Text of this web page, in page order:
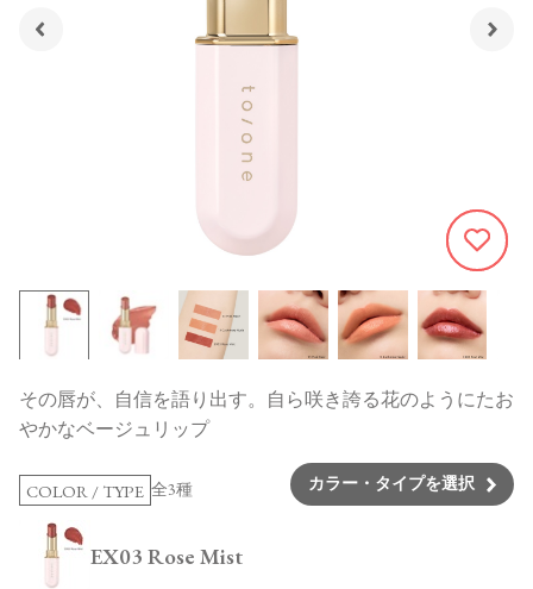
670
その唇が、自信を語り出す。自ら咲き誇る花のようにたお
やかなベージュリップ
COLOR / TYPE 全3種 カラー・タイプを選択
EX03 Rose Mist